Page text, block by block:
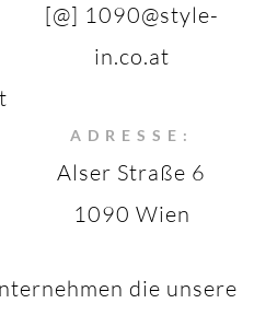
[@] 1090@style-
in.co.at
ADRESSE:
Alser Straße 6
1090 Wien
die unsere